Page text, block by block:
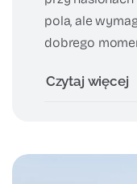
pola, ale
dobrego
Czytaj więcej